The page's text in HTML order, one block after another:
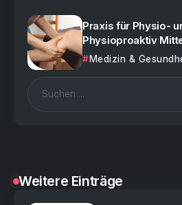
Praxis für Physio-
Physioproaktiv
Medizin &
Weitere Einträge